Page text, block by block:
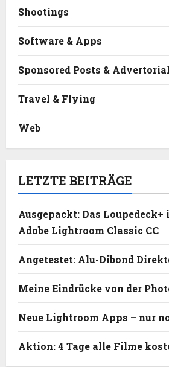
Shootings
Software & Apps
Sponsored Posts &
Travel & Flying
Web
LETZTE BEITRÄGE
Ausgepackt: Das Loupedeck+
Adobe Lightroom Classic CC
Angetestet: Alu-Dibond
Meine Eindrücke von der
Neue Lightroom Apps – nur
Aktion: 4 Tage alle Filme